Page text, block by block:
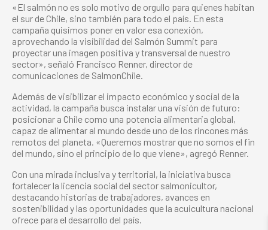
«El salmón no es solo motivo de orgullo para quienes habitan
el sur de Chile, sino también para todo el país. En esta
campaña quisimos poner en valor esa conexión,
aprovechando la visibilidad del Salmón Summit para
proyectar una imagen positiva y transversal de nuestro
sector», señaló Francisco Renner, director de
comunicaciones de SalmonChile.
Además de visibilizar el impacto económico y social de la
actividad, la campaña busca instalar una visión de futuro:
posicionar a Chile como una potencia alimentaria global,
capaz de alimentar al mundo desde uno de los rincones más
remotos del planeta. «Queremos mostrar que no somos el fin
del mundo, sino el principio de lo que viene», agregó Renner.
Con una mirada inclusiva y territorial, la iniciativa busca
fortalecer la licencia social del sector salmonicultor,
destacando historias de trabajadores, avances en
sostenibilidad y las oportunidades que la acuicultura nacional
ofrece para el desarrollo del país.